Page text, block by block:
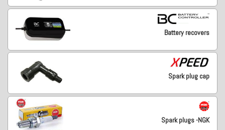
Battery recovers
Spark plug cap
Spark plugs -NGK